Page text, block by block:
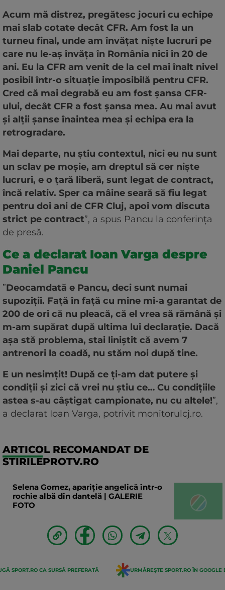
Acum mă distrez, pregătesc jocuri cu echipe
mai slab cotate decât CFR. Am fost la un
turneu final, unde am învățat niște lucruri pe
care nu le-aș învăța în România nici în 20 de
ani. Eu la CFR am venit de la cel mai înalt nivel
posibil într-o situație imposibilă pentru CFR.
Cred că mai degrabă eu am fost șansa CFR-
ului, decât CFR a fost șansa mea. Au mai avut
și alții șanse înaintea mea și echipa era la
retrogradare.
Mai departe, nu știu contextul, nici eu nu sunt
un sclav pe moșie, am dreptul să cer niște
lucruri, e o țară liberă, sunt legat de contract,
încă relativ. Sper ca mâine seară să fiu legat
pentru doi ani de CFR Cluj, apoi vom discuta
strict pe contract”, a spus Pancu la conferința
de presă.
Ce a declarat Ioan Varga despre
Daniel Pancu
”Deocamdată e Pancu, deci sunt numai
supoziții. Față în față cu mine mi-a garantat de
200 de ori că nu pleacă, că el vrea să rămână și
m-am supărat după ultima lui declarație. Dacă
așa stă problema, stai liniștit că avem 7
antrenori la coadă, nu stăm noi după tine.
E un nesimțit! După ce ți-am dat putere și
condiții și zici că vrei nu știu ce… Cu condițiile
astea s-au câștigat campionate, nu cu altele!”,
a declarat Ioan Varga, potrivit monitorulcj.ro.
ARTICOL RECOMANDAT DE
STIRILEPROTV.RO
Selena Gomez, apariție angelică într-o
rochie albă din dantelă | GALERIE
FOTO
SPORT.RO CA SURSĂ PREFERATĂ URMĂREȘTE SPORT.RO ÎN GOOGLE